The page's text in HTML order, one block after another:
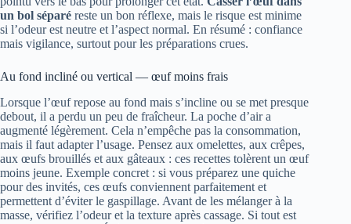
un bol séparé reste un bon réflexe, mais le risque est minime
si l’odeur est neutre et l’aspect normal. En résumé : confiance
mais vigilance, surtout pour les préparations crues.
Au fond incliné ou vertical — œuf moins frais
Lorsque l’œuf repose au fond mais s’incline ou se met presque
debout, il a perdu un peu de fraîcheur. La poche d’air a
augmenté légèrement. Cela n’empêche pas la consommation,
mais il faut adapter l’usage. Pensez aux omelettes, aux crêpes,
aux œufs brouillés et aux gâteaux : ces recettes tolèrent un œuf
moins jeune. Exemple concret : si vous préparez une quiche
pour des invités, ces œufs conviennent parfaitement et
permettent d’éviter le gaspillage. Avant de les mélanger à la
masse, vérifiez l’odeur et la texture après cassage. Si tout est